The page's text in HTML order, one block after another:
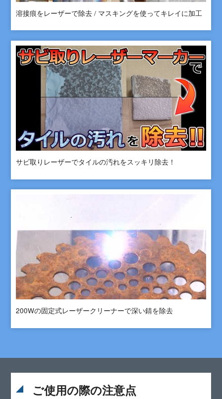
溶接痕をレーザーで除去 / マスキングを使ってキレイに加工
サビ取りレーザーでタイルの汚れをスッキリ除去！
200Wの固定式レーザークリーナーで深い錆を除去
ご使用の際の注意点